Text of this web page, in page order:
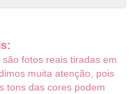
fotos reais tiradas em
muita atenção, pois
tons das cores podem